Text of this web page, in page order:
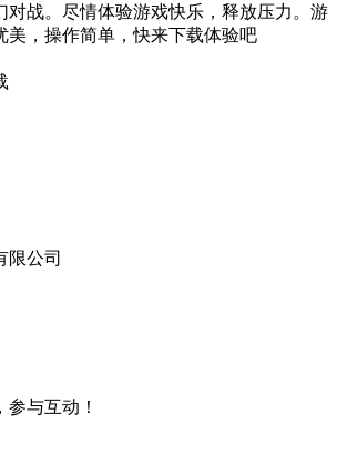
对战。尽情体验游戏快乐，释放压力。游
美，操作简单，快来下载体验吧
限公司
与互动！